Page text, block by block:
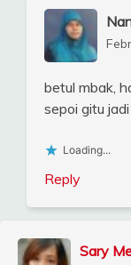
betul mbak,
sepoi gitu
Loading...
Reply
Sary